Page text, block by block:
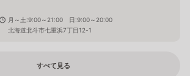
月～土:9:00～21:00 日:9:00～20:00
北海道北斗市七重浜7丁目12-1
すべて見る